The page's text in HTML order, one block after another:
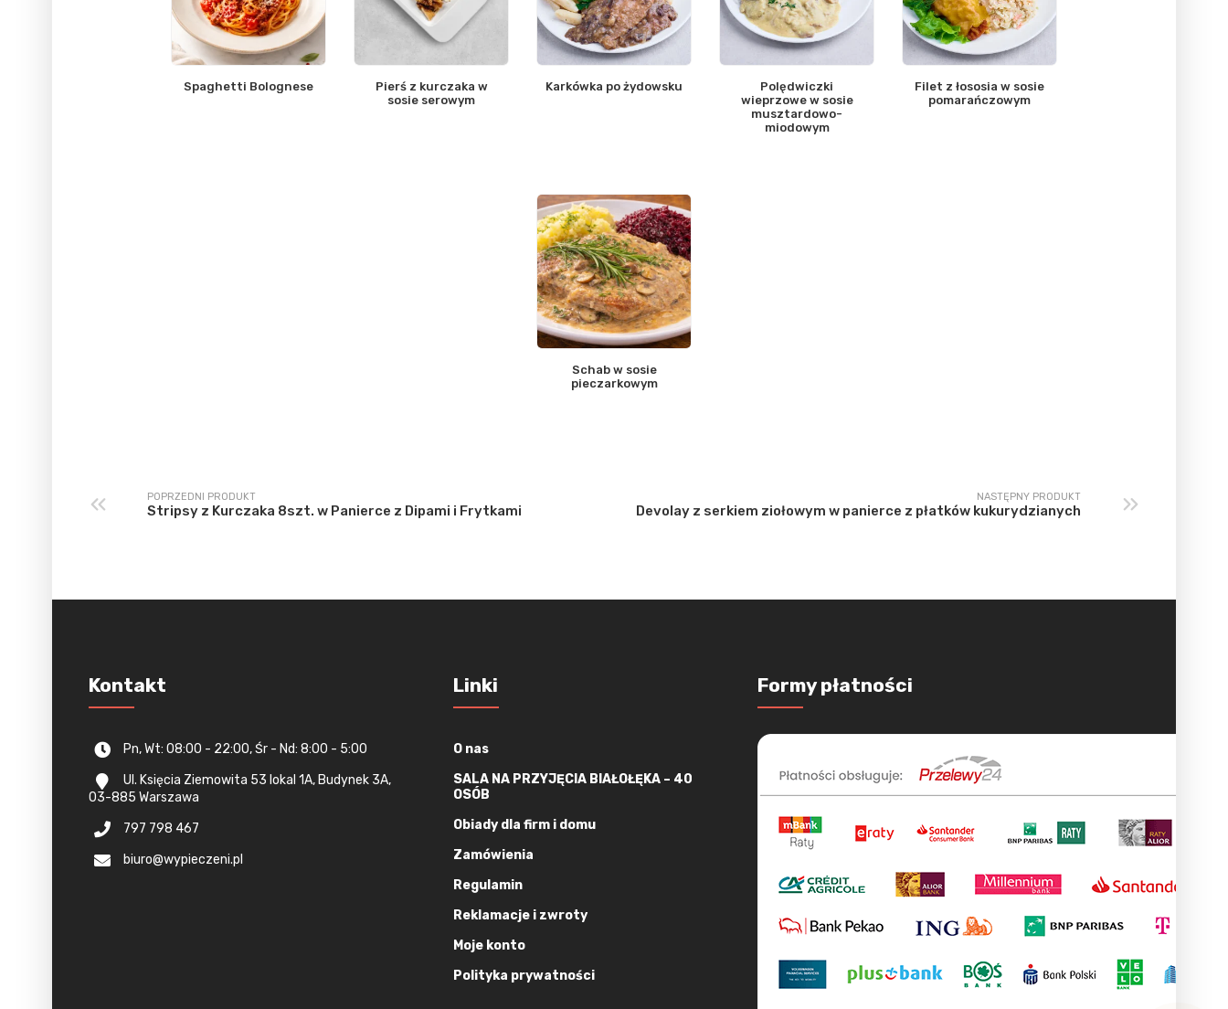
Spaghetti Bolognese
Pierś z kurczaka w
sosie serowym
Karkówka po żydowsku
Polędwiczki
wieprzowe w sosie
musztardowo-
miodowym
Filet z łososia w sosie
pomarańczowym
Schab w sosie
pieczarkowym
POPRZEDNI PRODUKT
Stripsy z Kurczaka 8szt. w Panierce z Dipami i Frytkami
NASTĘPNY PRODUKT
Devolay z serkiem ziołowym w panierce z płatków kukurydzianych
Kontakt
Pn, Wt: 08:00 - 22:00, Śr - Nd: 8:00 - 5:00
Ul. Księcia Ziemowita 53 lokal 1A, Budynek 3A,
03-885 Warszawa
797 798 467
biuro@wypieczeni.pl
Linki
O nas
SALA NA PRZYJĘCIA BIAŁOŁĘKA – 40
OSÓB
Obiady dla firm i domu
Zamówienia
Regulamin
Reklamacje i zwroty
Moje konto
Polityka prywatności
Formy płatności